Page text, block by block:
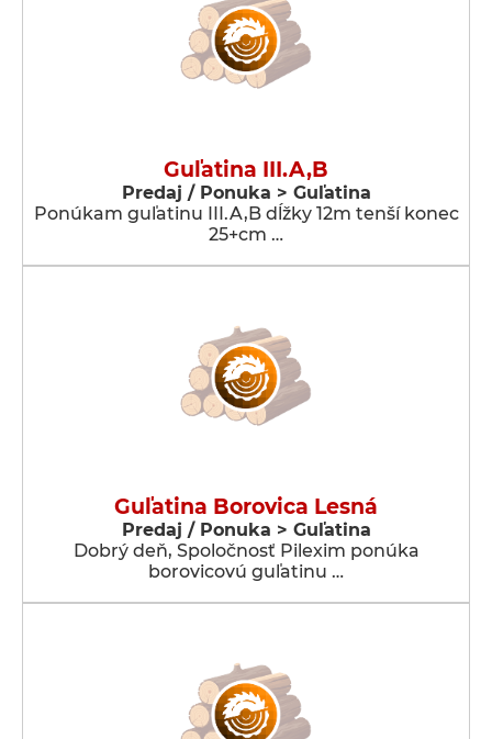
Guľatina III.A,B
Predaj / Ponuka > Guľatina
Ponúkam guľatinu III.A,B dĺžky 12m tenší konec
25+cm …
Guľatina Borovica Lesná
Predaj / Ponuka > Guľatina
Dobrý deň, Spoločnosť Pilexim ponúka
borovicovú guľatinu …